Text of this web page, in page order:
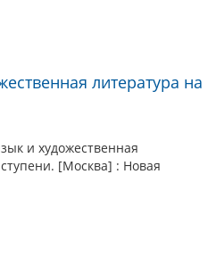
литература на
и художественная
[Москва] : Новая